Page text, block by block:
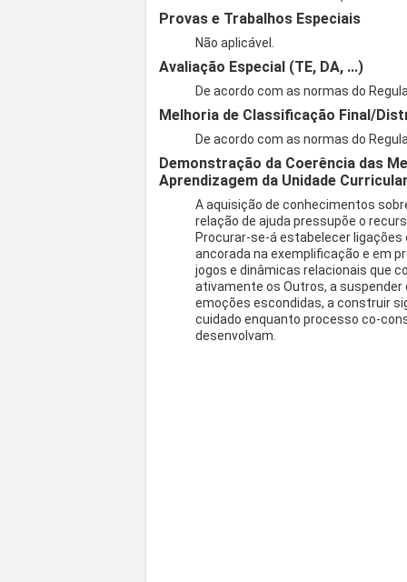
Provas e Trabalhos Especiais
Não aplicável.
Avaliação Especial (TE, DA, ...)
De acordo com as normas do
Melhoria de Classificação Final/
De acordo com as normas do
Demonstração da Coerência das
Aprendizagem da Unidade
A aquisição de conhecimentos
relação de ajuda pressupõe o
Procurar-se-á estabelecer
ancorada na exemplificação e em
jogos e dinâmicas relacionais que
ativamente os Outros, a
emoções escondidas, a construir
cuidado enquanto processo co-
desenvolvam.